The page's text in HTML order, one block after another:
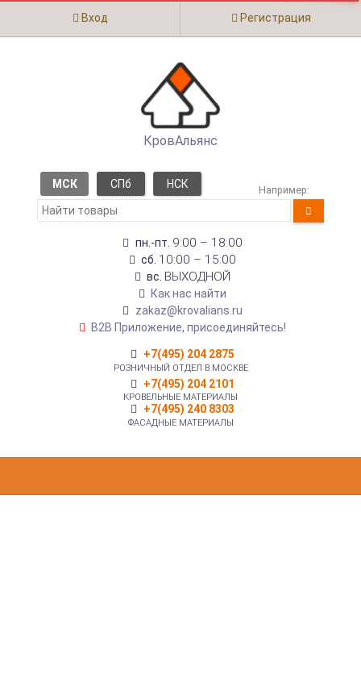
Вход Регистрация
КровАльянс
МСК СПб НСК Например:
пн.-пт. 9:00 – 18:00
сб. 10:00 – 15:00
вс. ВЫХОДНОЙ
Как нас найти
zakaz@krovalians.ru
B2B Приложение, присоединяйтесь!
+7(495) 204 2875
РОЗНИЧНЫЙ ОТДЕЛ В МОСКВЕ
+7(495) 204 2101
КРОВЕЛЬНЫЕ МАТЕРИАЛЫ
+7(495) 240 8303
ФАСАДНЫЕ МАТЕРИАЛЫ